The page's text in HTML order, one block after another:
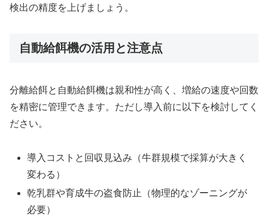
検出の精度を上げましょう。
自動給餌機の活用と注意点
分離給餌と自動給餌機は親和性が高く、増給の速度や回数
を精密に管理できます。ただし導入前に以下を検討してく
ださい。
導入コストと回収見込み（牛群規模で採算が大きく
変わる）
乾乳群や育成牛の盗食防止（物理的なゾーニングが
必要）